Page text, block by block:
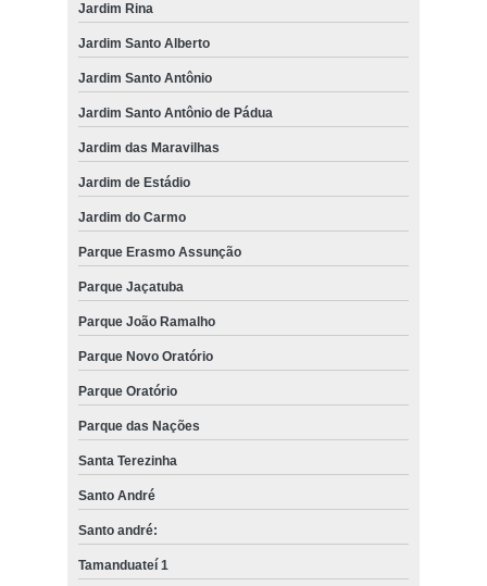
Jardim Rina
Jardim Santo Alberto
Jardim Santo Antônio
Jardim Santo Antônio de Pádua
Jardim das Maravilhas
Jardim de Estádio
Jardim do Carmo
Parque Erasmo Assunção
Parque Jaçatuba
Parque João Ramalho
Parque Novo Oratório
Parque Oratório
Parque das Nações
Santa Terezinha
Santo André
Santo andré:
Tamanduateí 1